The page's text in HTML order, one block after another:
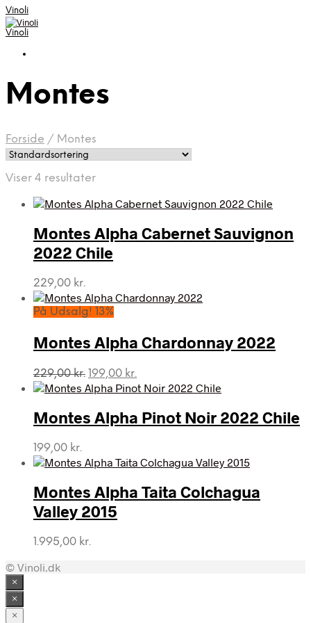
Vinoli
Vinoli
Montes
Forside / Montes
Viser 4 resultater
Montes Alpha Cabernet Sauvignon
2022 Chile
229,00 kr.
På Udsalg! 13%
Montes Alpha Chardonnay 2022
229,00kr. Den
oprindelige
var:
229,00 kr..
199,00 kr.
aktuelle
er:
199,00 kr..
Montes Alpha Pinot Noir 2022 Chile
199,00 kr.
Montes Alpha Taita Colchagua
Valley 2015
1.995,00 kr.
© Vinoli.dk
×
×
×